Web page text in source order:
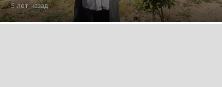
5 лет назад5
л
е